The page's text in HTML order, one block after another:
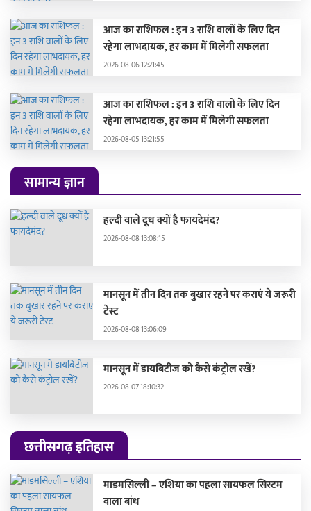
आज का राशिफल : इन 3 राशि वालों के लिए दिन
रहेगा लाभदायक, हर काम में मिलेगी सफलता
2026-08-06 12:21:45
आज का राशिफल : इन 3 राशि वालों के लिए दिन
रहेगा लाभदायक, हर काम में मिलेगी सफलता
2026-08-05 13:21:55
सामान्य ज्ञान
हल्दी वाले दूध क्यों है फायदेमंद?
2026-08-08 13:08:15
मानसून में तीन दिन तक बुखार रहने पर कराएं ये जरूरी
टेस्ट
2026-08-08 13:06:09
मानसून में डायबिटीज को कैसे कंट्रोल रखें?
2026-08-07 18:10:32
छत्तीसगढ़ इतिहास
माडमसिल्ली – एशिया का पहला सायफल सिस्टम
वाला बांध